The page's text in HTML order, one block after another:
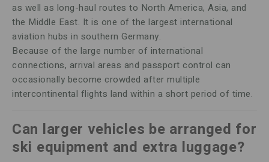
as well as long-haul routes to North America, Asia, and
the Middle East. It is one of the largest international
aviation hubs in southern Germany.
Because of the large number of international
connections, arrival areas and passport control can
occasionally become crowded after multiple
intercontinental flights land within a short period of time.
Can larger vehicles be arranged for
ski equipment and extra luggage?